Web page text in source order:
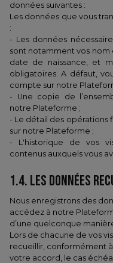
données suivantes :
Les données que vous
:
- Les données
sont notamment vos
date de naissance, et
obligatoires. A défaut,
compte sur notre
- Une copie de
notre Plateforme ;
- Le détail des opérations
sur notre Plateforme ;
- L'historique de vos
contenus auxquels vous
1.4.​ LES DONNÉES
Nous enregistrons des
accédez à notre
d’une quelconque
Lors de chacune de vos
recueillir, conformément
votre accord, le cas